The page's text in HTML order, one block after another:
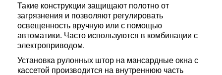
Такие конструкции защищают полотно от
загрязнения и позволяют регулировать
освещенность вручную или с помощью
автоматики. Часто используются в комбинации с
электроприводом.
Установка рулонных штор на мансардные окна с
кассетой производится на внутреннюю часть